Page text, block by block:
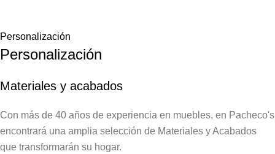
Personalización
Personalización
Materiales y acabados
Con más de 40 años de experiencia en muebles, en Pacheco's
encontrará una amplia selección de Materiales y Acabados
que transformarán su hogar.